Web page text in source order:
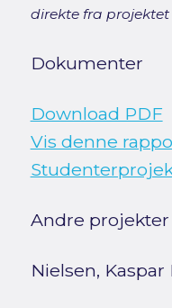
direkte fra
Dokumenter
Download PDF
Vis denne
Andre
Nielsen, Kaspar